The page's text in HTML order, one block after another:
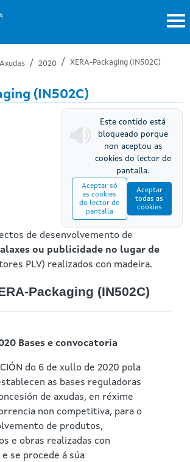
Axudas 2020 XERA-Packaging (IN502C)
(IN502C)
Este contido está
bloqueado porque
non aceptou as
cookies do lector de
pantalla.
Aceptar só
as cookies
do lector de
pantalla
Aceptar
todas as
cookies
de desenvolvemento de
ou publicidade no lugar de
PLV) realizados con madeira.
Packaging (IN502C)
Bases e convocatoria
do 6 de xullo de 2020 pola
as bases reguladoras
de axudas, en réxime
non competitiva, para o
de produtos,
e obras realizadas con
e se procede á súa